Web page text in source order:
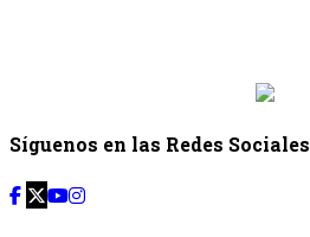
Síguenos en las Redes Sociales